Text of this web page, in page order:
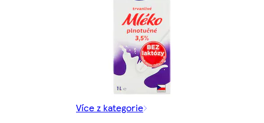
Více z kategorie